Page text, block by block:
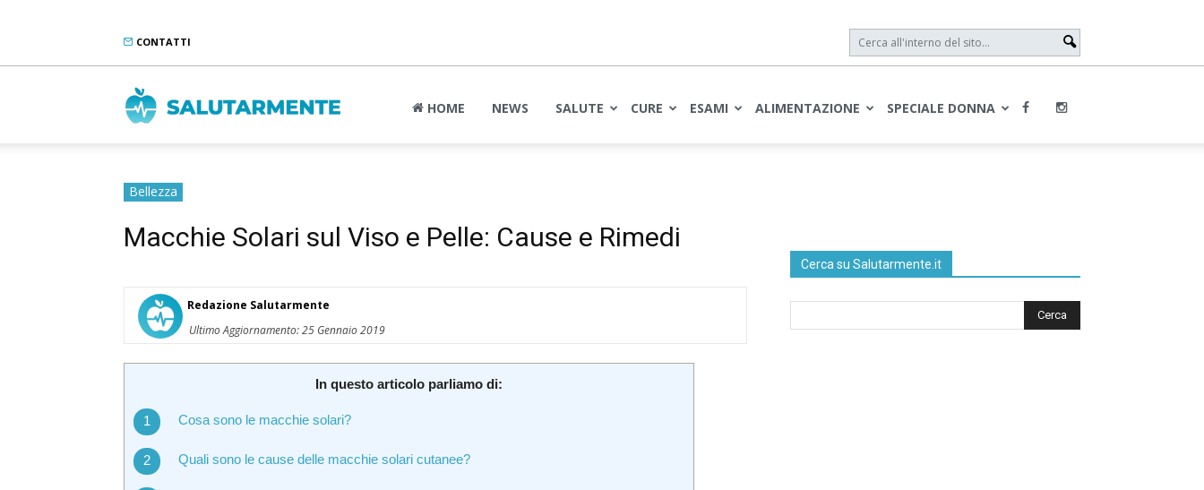
CONTATTI
Salutarmente HOME NEWS SALUTE CURE ESAMI ALIMENTAZIONE SPECIALE DONNA
Bellezza
Macchie Solari sul Viso e Pelle: Cause e Rimedi
Redazione Salutarmente
Ultimo Aggiornamento: 25 Gennaio 2019
In questo articolo parliamo di:
Cosa sono le macchie solari?
Quali sono le cause delle macchie solari cutanee?
Cerca su Salutarmente.it